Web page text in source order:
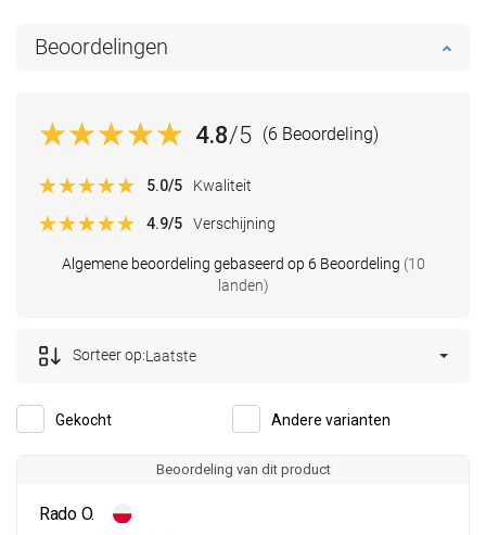
Beoordelingen
4.8/5 (6 Beoordeling)
Algemene beoordeling gebaseerd op 6 Beoordeling (10
landen)
5.0/5 Kwaliteit
4.9/5 Verschijning
Gekocht Andere varianten
Sorteer op:Laatste
Beoordeling van dit product
Rado O.